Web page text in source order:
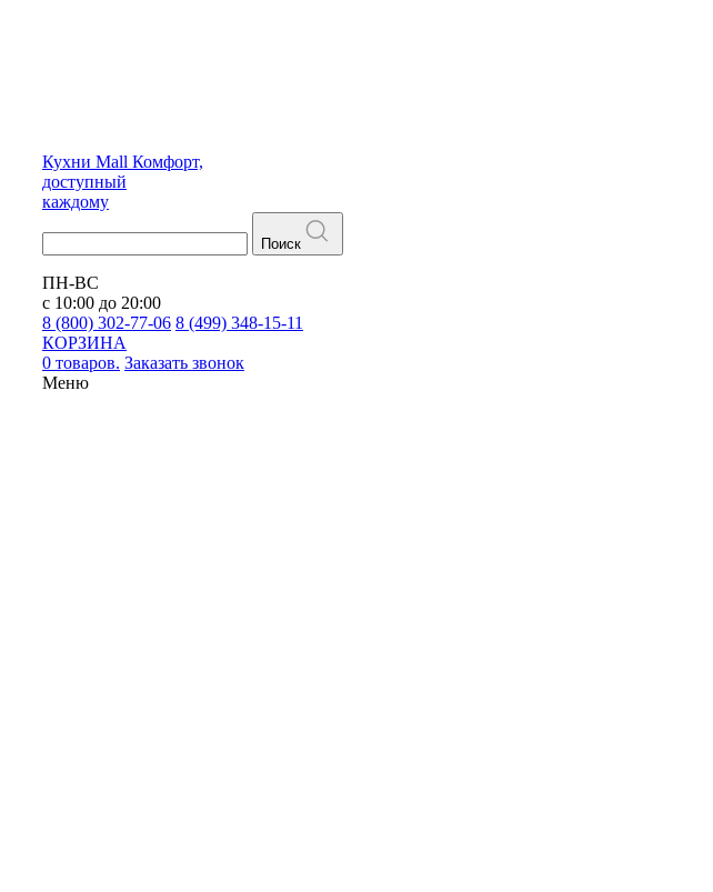
Кухни Mall Комфорт,
доступный
каждому
Поиск
ПН-ВС
с 10:00 до 20:00
8 (800) 302-77-06 8 (499) 348-15-11
КОРЗИНА
0 товаров. Заказать звонок
Меню